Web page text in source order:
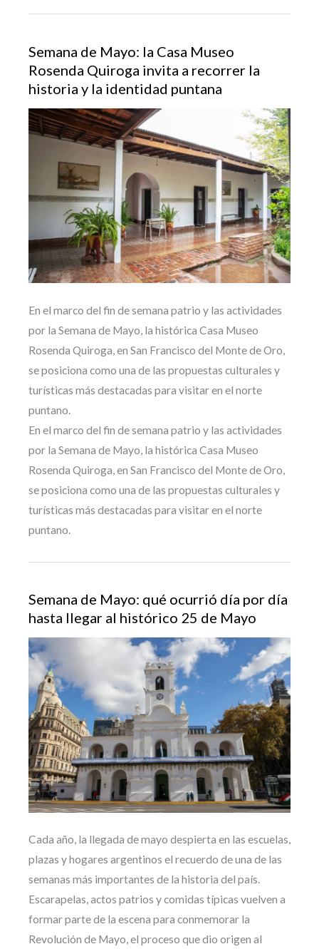
Semana de Mayo: la Casa Museo
Rosenda Quiroga invita a recorrer la
historia y la identidad puntana
En el marco del fin de semana patrio y las actividades
por la Semana de Mayo, la histórica Casa Museo
Rosenda Quiroga, en San Francisco del Monte de Oro,
se posiciona como una de las propuestas culturales y
turísticas más destacadas para visitar en el norte
puntano.
En el marco del fin de semana patrio y las actividades
por la Semana de Mayo, la histórica Casa Museo
Rosenda Quiroga, en San Francisco del Monte de Oro,
se posiciona como una de las propuestas culturales y
turísticas más destacadas para visitar en el norte
puntano.
Semana de Mayo: qué ocurrió día por día
hasta llegar al histórico 25 de Mayo
Cada año, la llegada de mayo despierta en las escuelas,
plazas y hogares argentinos el recuerdo de una de las
semanas más importantes de la historia del país.
Escarapelas, actos patrios y comidas típicas vuelven a
formar parte de la escena para conmemorar la
Revolución de Mayo, el proceso que dio origen al